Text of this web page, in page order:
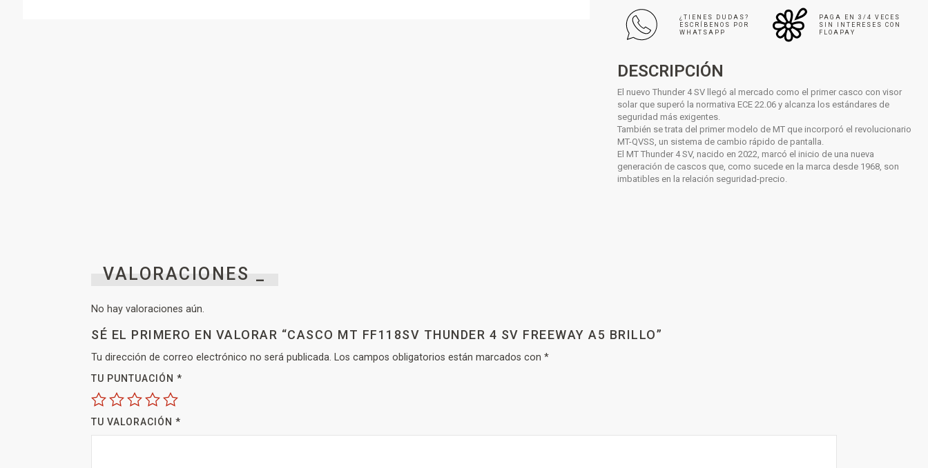
¿TIENES DUDAS?
ESCRÍBENOS POR
WHATSAPP
PAGA EN 3/4 VECES
SIN INTERESES CON
FLOAPAY
DESCRIPCIÓN
El nuevo Thunder 4 SV llegó al mercado como el primer casco con visor
solar que superó la normativa ECE 22.06 y alcanza los estándares de
seguridad más exigentes.
También se trata del primer modelo de MT que incorporó el revolucionario
MT-QVSS, un sistema de cambio rápido de pantalla.
El MT Thunder 4 SV, nacido en 2022, marcó el inicio de una nueva
generación de cascos que, como sucede en la marca desde 1968, son
imbatibles en la relación seguridad-precio.
VALORACIONES _
No hay valoraciones aún.
SÉ EL PRIMERO EN VALORAR “CASCO MT FF118SV THUNDER 4 SV FREEWAY A5 BRILLO”
Tu dirección de correo electrónico no será publicada. Los campos obligatorios están marcados con *
TU PUNTUACIÓN *
TU VALORACIÓN *